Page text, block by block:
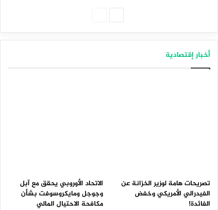
أخبار إقتصادية
تصريحات هامة لوزير الخزانة عن
الفيدرالي الأمريكي وخفض
الفائدة!
الاتحاد الأوروبي يحقق مع آبل
وجوجل ومايكروسوفت بشأن
مكافحة الاحتيال المالي